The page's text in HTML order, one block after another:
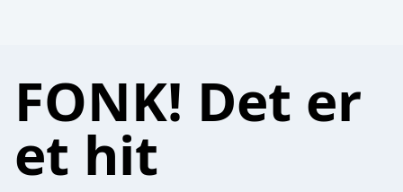
FONK! Det er
et hit